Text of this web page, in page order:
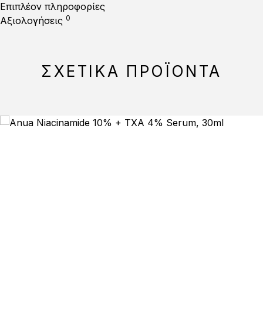
Επιπλέον πληροφορίες
Αξιολογήσεις 0
ΣΧΕΤΙΚΆ ΠΡΟΪΌΝΤΑ